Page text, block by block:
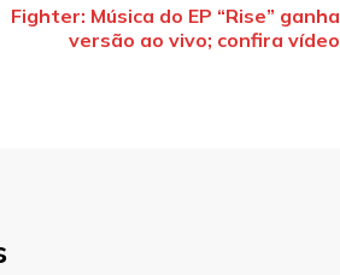
Fighter: Música do EP “Rise” ganha
versão ao vivo; confira vídeo